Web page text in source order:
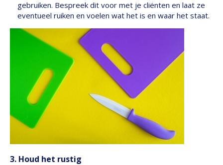
gebruiken. Bespreek dit voor met je cliënten en laat ze
eventueel ruiken en voelen wat het is en waar het staat.
3. Houd het rustig